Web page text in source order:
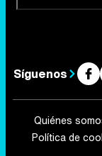
Síguenos
Quiénes
Política de